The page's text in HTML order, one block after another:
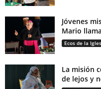
Jóvenes
Mario
Ecos de la
La misión
de lejos y